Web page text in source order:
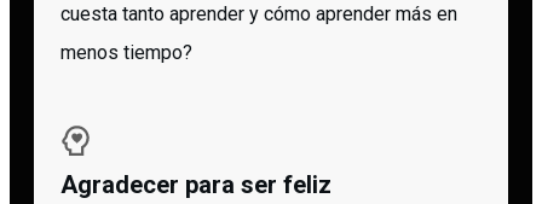
cuesta tanto aprender y cómo aprender más en
menos tiempo?
Agradecer para ser feliz